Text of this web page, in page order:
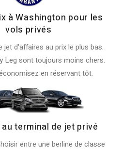
à Washington pour les
vols privés
jet d'affaires au prix le plus bas.
Leg sont toujours moins chers.
en réservant tôt.
terminal de jet privé
entre une berline de classe